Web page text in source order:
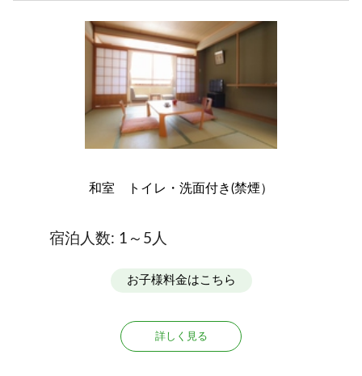
和室 トイレ・洗面付き(禁煙）
宿泊人数: 1～5人
お子様料金はこちら
詳しく見る